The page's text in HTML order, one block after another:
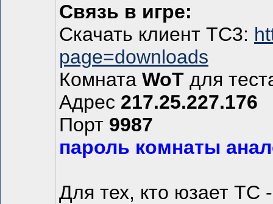
Связь в игре:
Скачать клиент ТС3:
page=downloads
Комната WoT для
Адрес 217.25.227.176
Порт 9987
пароль комнаты
Для тех, кто юзает ТС